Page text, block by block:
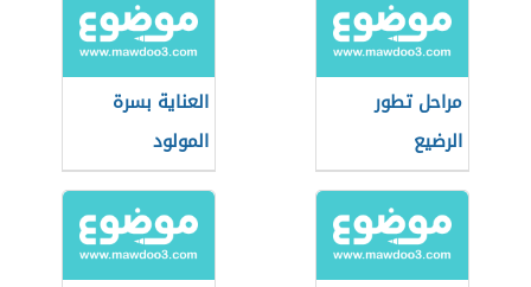
مراحل تطور
الرضيع
العناية بسرة
المولود